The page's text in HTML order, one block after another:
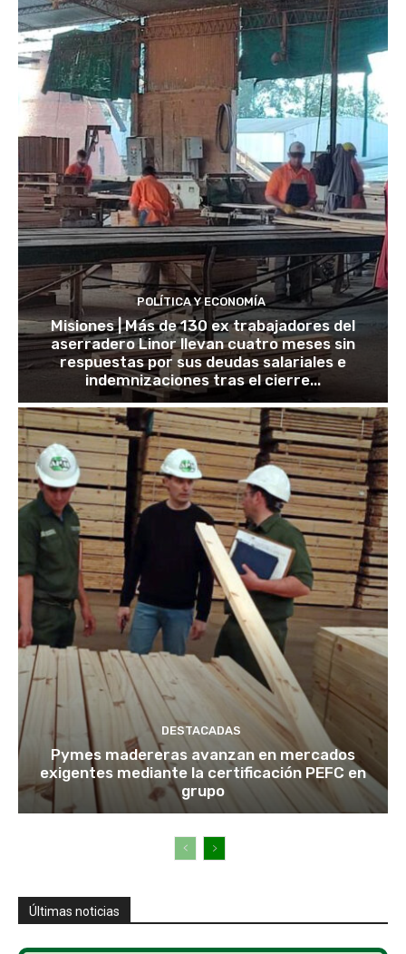
POLÍTICA Y ECONOMÍA
Misiones | Más de 130 ex trabajadores del
aserradero Linor llevan cuatro meses sin
respuestas por sus deudas salariales e
indemnizaciones tras el cierre...
DESTACADAS
Pymes madereras avanzan en mercados
exigentes mediante la certificación PEFC en
grupo
Últimas noticias